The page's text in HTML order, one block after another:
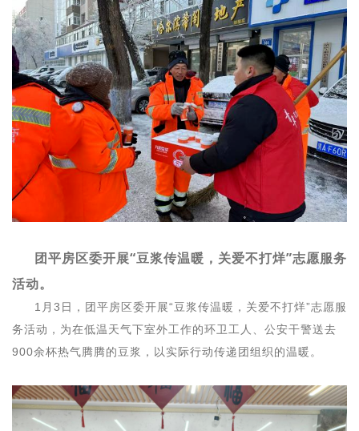
团平房区委开展“豆浆传温暖，关爱不打烊”志愿服务
活动。
1月3日，团平房区委开展“豆浆传温暖，关爱不打烊”志愿服
务活动，为在低温天气下室外工作的环卫工人、公安干警送去
900余杯热气腾腾的豆浆，以实际行动传递团组织的温暖。